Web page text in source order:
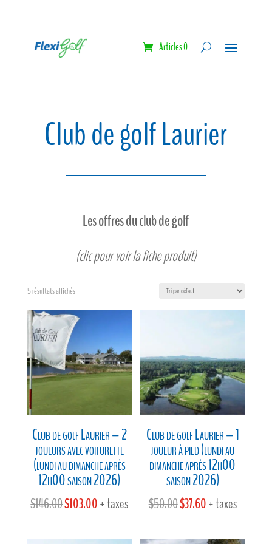
Articles 0
Club de golf Laurier
Les offres du club de golf
(clic pour voir la fiche produit)
5 résultats affichés
Club de golf Laurier – 2
joueurs avec voiturette
(lundi au dimanche après
12h00 saison 2026)
$146.00Le
initial
$103.00Le
actuel
+ taxes
Club de golf Laurier – 1
joueur à pied (lundi au
dimanche après 12h00
saison 2026)
$50.00Le
initial
$37.60Le
actuel
+ taxes